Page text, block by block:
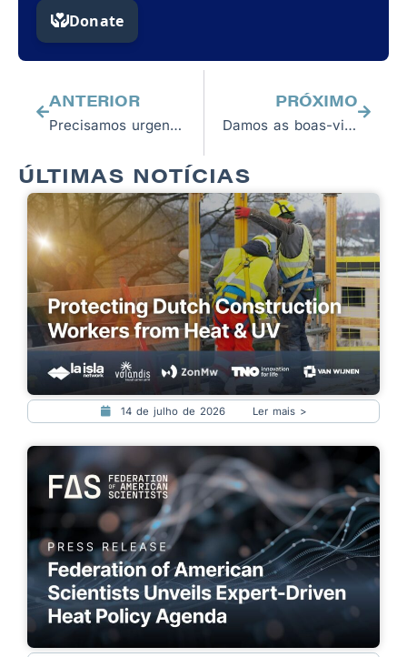
ANTERIOR
Precisamos urgentemente da sua ajuda
PRÓXIMO
Damos as boas-vindas aos novos membros do conselho Alex Bjork e Robin Kane
ÚLTIMAS NOTÍCIAS
14 de julho de 2026 Ler mais >